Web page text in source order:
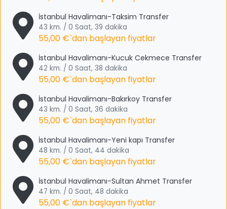
İstanbul Havalimanı-Taksim Transfer
43 km. / 0 Saat, 39 dakika
55,00 €`dan başlayan fiyatlar
İstanbul Havalimanı-Kucuk Cekmece Transfer
42 km. / 0 Saat, 38 dakika
55,00 €`dan başlayan fiyatlar
İstanbul Havalimanı-Bakırkoy Transfer
43 km. / 0 Saat, 36 dakika
55,00 €`dan başlayan fiyatlar
İstanbul Havalimanı-Yeni kapı Transfer
48 km. / 0 Saat, 44 dakika
55,00 €`dan başlayan fiyatlar
İstanbul Havalimanı-Sultan Ahmet Transfer
47 km. / 0 Saat, 48 dakika
55,00 €`dan başlayan fiyatlar